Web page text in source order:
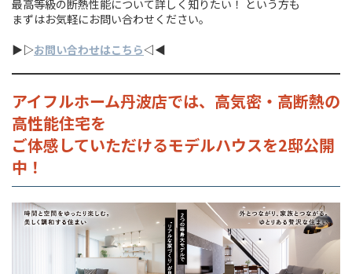
最高等級の断熱性能について詳しく知りたい！ という方も
まずはお気軽にお問い合わせください。
▶︎▷お問い合わせはこちら◁◀︎
アイフルホーム丹波店では、高気密・高断熱の
高性能住宅を
ご体感していただけるモデルハウスを2邸公開
中！